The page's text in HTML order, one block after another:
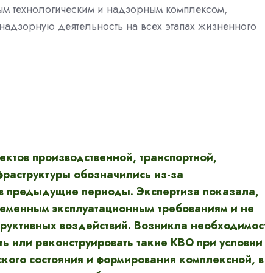
технологическим и надзорным комплексом,
деятельность на всех этапах жизненного
производственной, транспортной,
обозначились из-за
предыдущие периоды. Экспертиза показала,
эксплуатационным требованиям и не
воздействий. Возникла
или реконструировать такие КВО при условии
состояния и формирования комплексной, в